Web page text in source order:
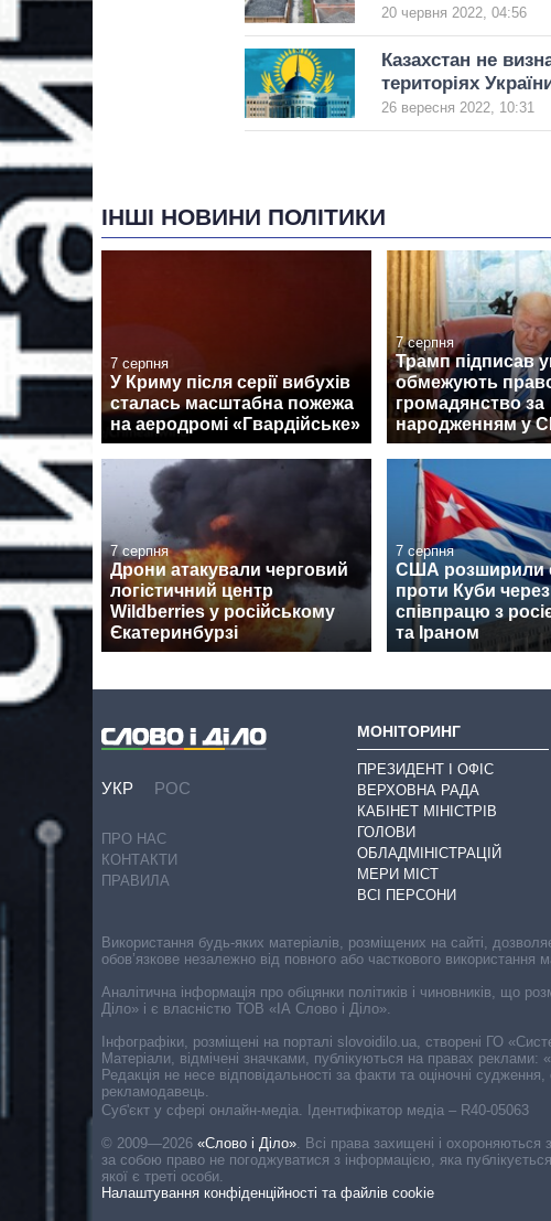
20 червня 2022, 04:56
Казахстан не
територіях
26 вересня 2022, 10:31
ІНШІ НОВИНИ ПОЛІТИКИ
7 серпня
У Криму після серії вибухів
сталась масштабна пожежа
на аеродромі «Гвардійське»
7 серпня
Трамп підписав
обмежують
громадянство за
народженням у
7 серпня
Дрони атакували черговий
логістичний центр
Wildberries у російському
Єкатеринбурзі
7 серпня
США розширили
проти Куби
співпрацю з
та Іраном
УКР РОС
ПРО НАС
КОНТАКТИ
ПРАВИЛА
МОНІТОРИНГ
ПРЕЗИДЕНТ І ОФІС
ВЕРХОВНА РАДА
КАБІНЕТ МІНІСТРІВ
ГОЛОВИ
ОБЛАДМІНІСТРАЦІЙ
МЕРИ МІСТ
ВСІ ПЕРСОНИ
Cуб'єкт у сфері онлайн-медіа. Ідентифікатор медіа – R40-05063
© 2009—2026 «Слово і Діло»
Всі права захищені і охороняються
за собою право не погоджуватися з інформацією, яка
якої є треті особи.
Налаштування конфіденційності та файлів cookie
Використання будь-яких матеріалів, розміщених на сайті,
обов’язкове незалежно від повного або часткового використання
Аналітична інформація про обіцянки політиків і чиновників, що
Діло» і є власністю ТОВ «ІА Слово і Діло».
Інфографіки, розміщені на порталі slovoidilo.ua, створені ГО
Матеріали, відмічені значками, публікуються на правах
Редакція не несе відповідальності за факти та оціночні
рекламодавець.